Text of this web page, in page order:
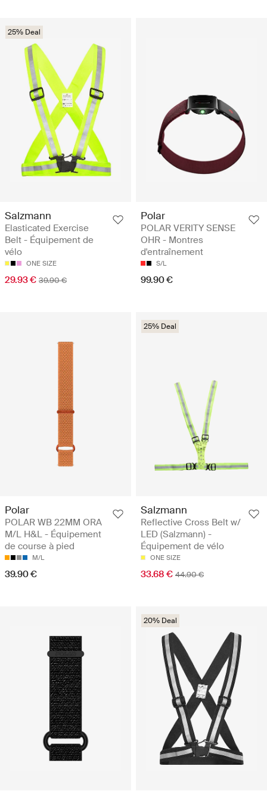
25% Deal
Salzmann
Elasticated Exercise
Belt - Équipement de
vélo
ONE SIZE
29.93 € 39.90 €
Polar
POLAR VERITY SENSE
OHR - Montres
d'entraînement
S/L
99.90 €
Polar
POLAR WB 22MM ORA
M/L H&L - Équipement
de course à pied
M/L
39.90 €
25% Deal
Salzmann
Reflective Cross Belt w/
LED (Salzmann) -
Équipement de vélo
ONE SIZE
33.68 € 44.90 €
20% Deal